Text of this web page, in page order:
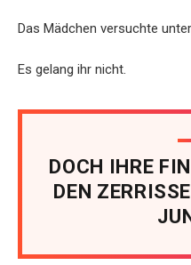
Das Mädchen versuchte
Es gelang ihr nicht.
DOCH IHRE
DEN